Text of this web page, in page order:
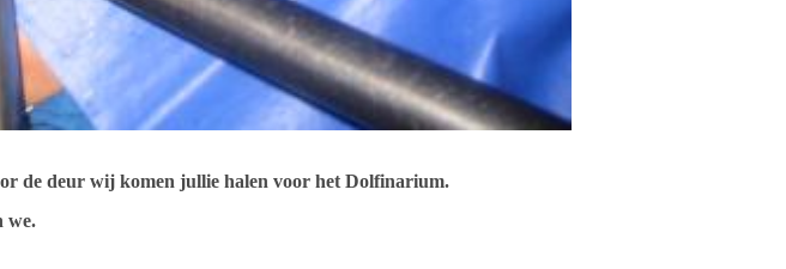
de deur wij komen jullie halen voor het Dolfinarium.
we.